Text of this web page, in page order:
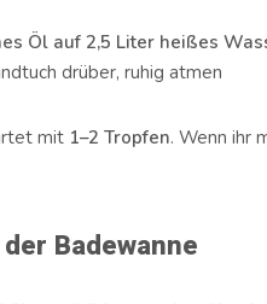
Öl auf 2,5 Liter heißes
drüber, ruhig atmen
mit 1–2 Tropfen. Wenn ihr
Badewanne